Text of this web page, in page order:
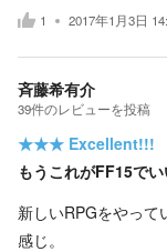
1 2017年1月3日
斉藤希有介
39件のレビューを投稿
★★★ Excellent!!!
もうこれがFF15で
新しいRPGをやって
感じ。